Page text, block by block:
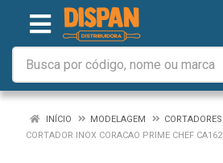
INÍCIO MODELAGEM
CORTADORES
CORTADOR INOX CORACAO PRIME CHEF CA162